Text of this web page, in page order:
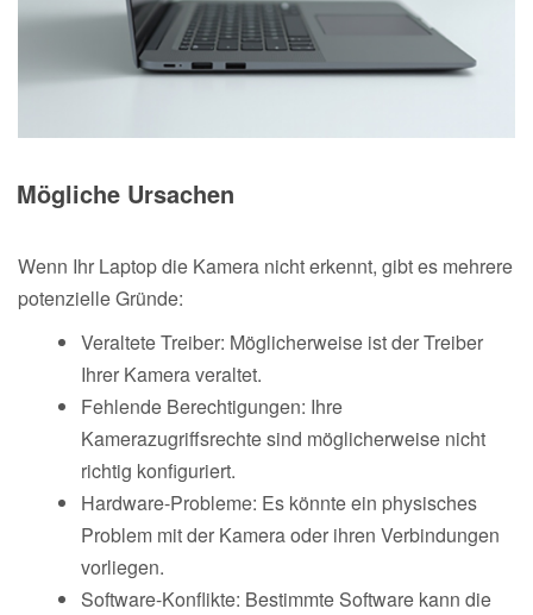
Mögliche Ursachen
Wenn Ihr Laptop die Kamera nicht erkennt, gibt es mehrere
potenzielle Gründe:
Veraltete Treiber: Möglicherweise ist der Treiber
Ihrer Kamera veraltet.
Fehlende Berechtigungen: Ihre
Kamerazugriffsrechte sind möglicherweise nicht
richtig konfiguriert.
Hardware-Probleme: Es könnte ein physisches
Problem mit der Kamera oder ihren Verbindungen
vorliegen.
Software-Konflikte: Bestimmte Software kann die